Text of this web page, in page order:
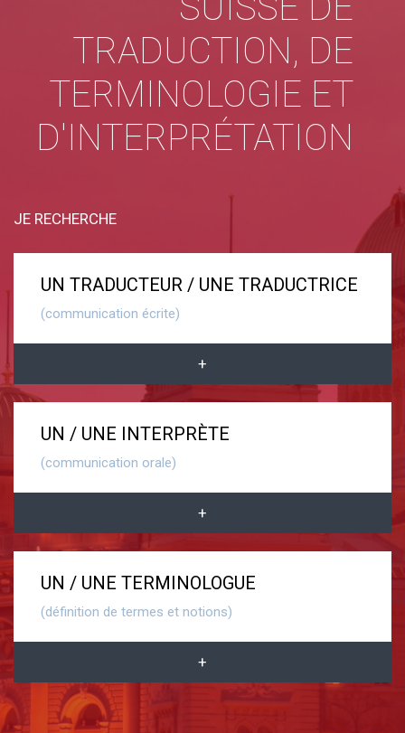
TRADUCTION, DE
TERMINOLOGIE ET
D'INTERPRÉTATION
JE RECHERCHE
UN TRADUCTEUR / UNE TRADUCTRICE
(communication écrite)
+
UN / UNE INTERPRÈTE
(communication orale)
+
UN / UNE TERMINOLOGUE
(définition de termes et notions)
+